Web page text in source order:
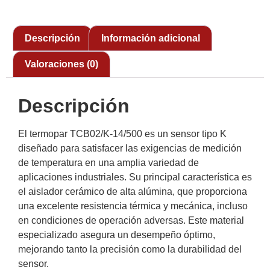
Descripción Información adicional
Valoraciones (0)
Descripción
El termopar TCB02/K-14/500 es un sensor tipo K
diseñado para satisfacer las exigencias de medición
de temperatura en una amplia variedad de
aplicaciones industriales. Su principal característica es
el aislador cerámico de alta alúmina, que proporciona
una excelente resistencia térmica y mecánica, incluso
en condiciones de operación adversas. Este material
especializado asegura un desempeño óptimo,
mejorando tanto la precisión como la durabilidad del
sensor.